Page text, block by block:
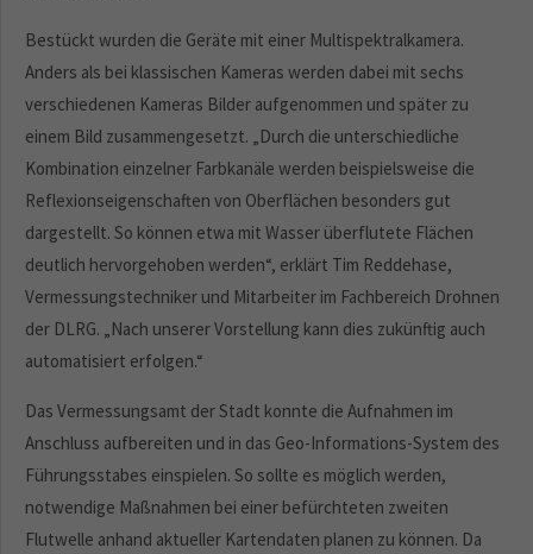
Bestückt wurden die Geräte mit einer Multispektralkamera.
Anders als bei klassischen Kameras werden dabei mit sechs
verschiedenen Kameras Bilder aufgenommen und später zu
einem Bild zusammengesetzt. „Durch die unterschiedliche
Kombination einzelner Farbkanäle werden beispielsweise die
Reflexionseigenschaften von Oberflächen besonders gut
dargestellt. So können etwa mit Wasser überflutete Flächen
deutlich hervorgehoben werden“, erklärt Tim Reddehase,
Vermessungstechniker und Mitarbeiter im Fachbereich Drohnen
der DLRG. „Nach unserer Vorstellung kann dies zukünftig auch
automatisiert erfolgen.“
Das Vermessungsamt der Stadt konnte die Aufnahmen im
Anschluss aufbereiten und in das Geo-Informations-System des
Führungsstabes einspielen. So sollte es möglich werden,
notwendige Maßnahmen bei einer befürchteten zweiten
Flutwelle anhand aktueller Kartendaten planen zu können. Da